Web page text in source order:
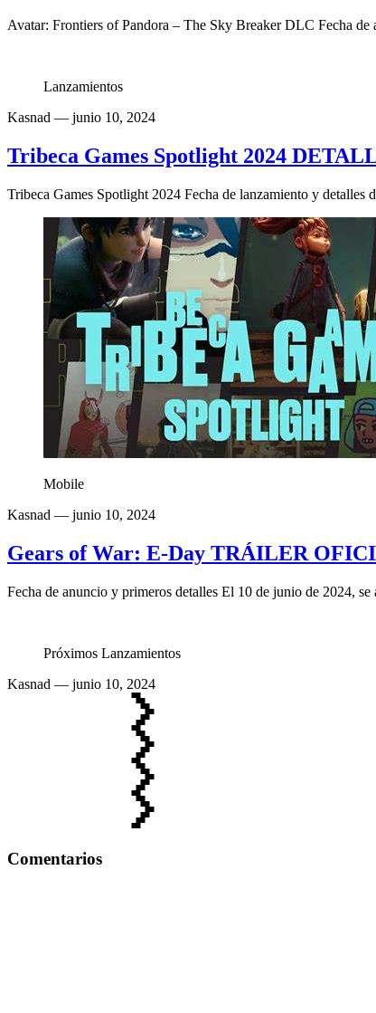
Avatar: Frontiers of Pandora – The Sky Breaker DLC Fecha
Lanzamientos
Kasnad — junio 10, 2024
Tribeca Games Spotlight 2024
Tribeca Games Spotlight 2024 Fecha de lanzamiento y
Mobile
Kasnad — junio 10, 2024
Gears of War: E-Day TRÁILER
Fecha de anuncio y primeros detalles El 10 de junio de 2024,
Próximos Lanzamientos
Kasnad — junio 10, 2024
Comentarios